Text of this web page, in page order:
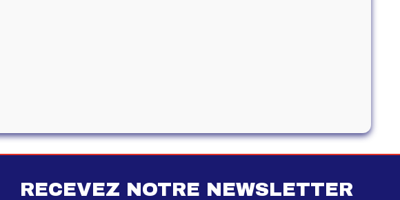
RECEVEZ NOTRE NEWSLETTER